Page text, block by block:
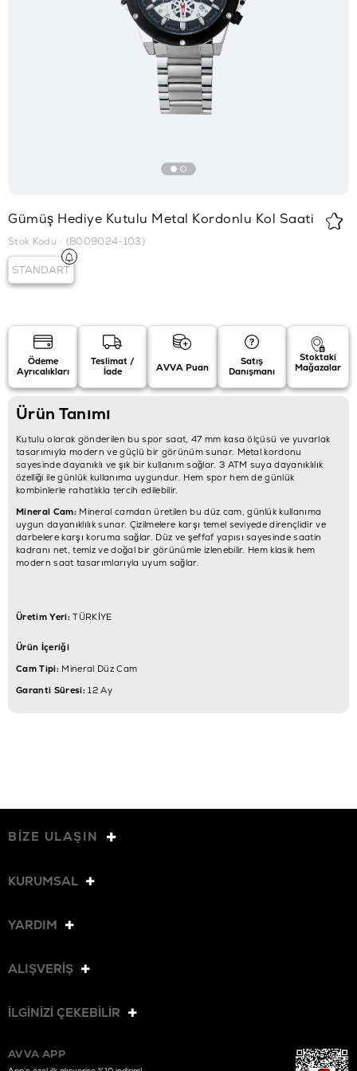
Gümüş Hediye Kutulu Metal Kordonlu Kol Saati
Stok Kodu (B009024-103)
STANDART
Ödeme
Ayrıcalıkları
Teslimat /
İade
AVVA Puan
Satış
Danışmanı
Stoktaki
Mağazalar
Ürün Tanımı
Kutulu olarak gönderilen bu spor saat, 47 mm kasa ölçüsü ve yuvarlak
tasarımıyla modern ve güçlü bir görünüm sunar. Metal kordonu
sayesinde dayanıklı ve şık bir kullanım sağlar. 3 ATM suya dayanıklılık
özelliği ile günlük kullanıma uygundur. Hem spor hem de günlük
kombinlerle rahatlıkla tercih edilebilir.
Mineral Cam:Mineral camdan üretilen bu düz cam, günlük kullanıma
uygun dayanıklılık sunar. Çizilmelere karşı temel seviyede dirençlidir ve
darbelere karşı koruma sağlar. Düz ve şeffaf yapısı sayesinde saatin
kadranı net, temiz ve doğal bir görünümle izlenebilir. Hem klasik hem
modern saat tasarımlarıyla uyum sağlar.
Üretim Yeri:TÜRKİYE
Ürün İçeriği
Cam Tipi:Mineral Düz Cam
Garanti Süresi:12 Ay
BİZE ULAŞIN
KURUMSAL
YARDIM
ALIŞVERİŞ
İLGİNİZİ ÇEKEBİLİR
AVVA APP